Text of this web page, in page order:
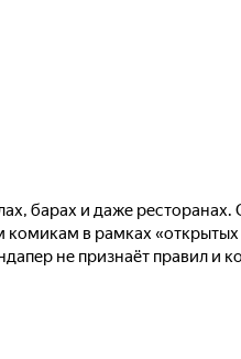
барах и даже
комикам в рамках
не признаёт правил и